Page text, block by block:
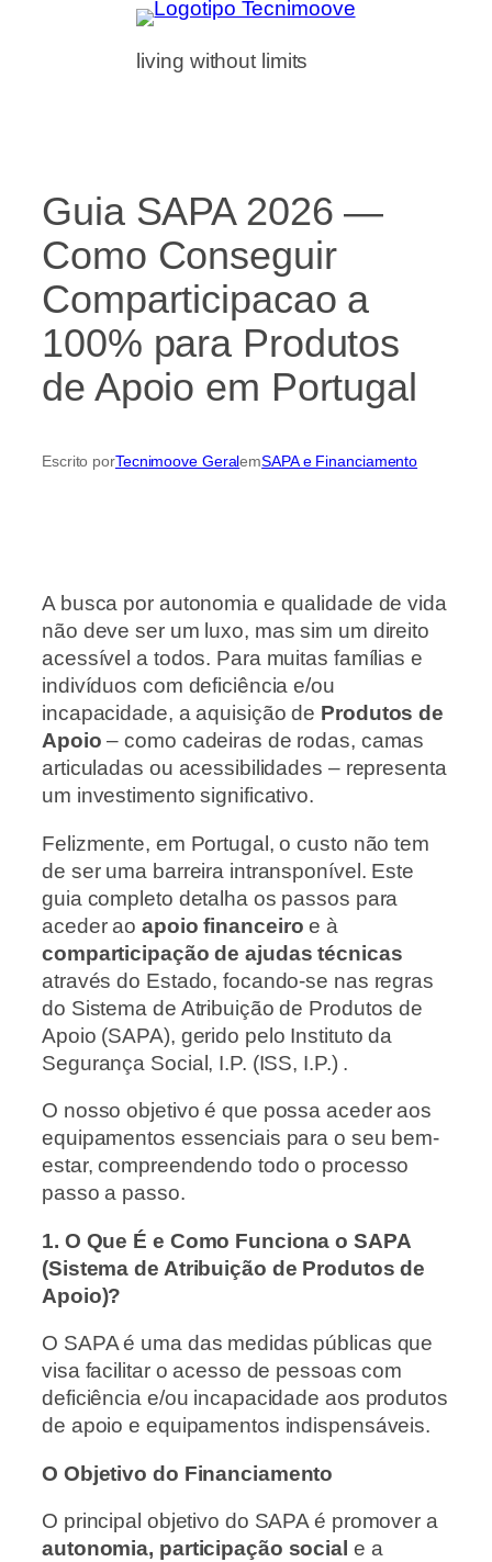
living without limits
Guia SAPA 2026 —
Como Conseguir
Comparticipacao a
100% para Produtos
de Apoio em Portugal
Escrito porTecnimoove GeralemSAPA e Financiamento
A busca por autonomia e qualidade de vida
não deve ser um luxo, mas sim um direito
acessível a todos. Para muitas famílias e
indivíduos com deficiência e/ou
incapacidade, a aquisição de Produtos de
Apoio – como cadeiras de rodas, camas
articuladas ou acessibilidades – representa
um investimento significativo.
Felizmente, em Portugal, o custo não tem
de ser uma barreira intransponível. Este
guia completo detalha os passos para
aceder aoapoio financeiro e à
comparticipação de ajudas técnicas
através do Estado, focando-se nas regras
do Sistema de Atribuição de Produtos de
Apoio (SAPA), gerido pelo Instituto da
Segurança Social, I.P. (ISS, I.P.) .
O nosso objetivo é que possa aceder aos
equipamentos essenciais para o seu bem-
estar, compreendendo todo o processo
passo a passo.
1. O Que É e Como Funciona o SAPA
(Sistema de Atribuição de Produtos de
Apoio)?
O SAPA é uma das medidas públicas que
visa facilitar o acesso de pessoas com
deficiência e/ou incapacidade aos produtos
de apoio e equipamentos indispensáveis.
O Objetivo do Financiamento
O principal objetivo do SAPA é promover a
autonomia, participação social e a